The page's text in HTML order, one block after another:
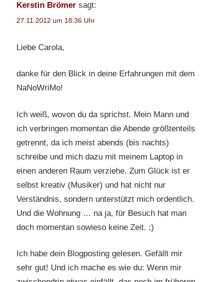
Kerstin Brömer sagt:
27.11.2012 um 18:36 Uhr
Liebe Carola,
danke für den Blick in deine Erfahrungen mit dem
NaNoWriMo!
Ich weiß, wovon du da sprichst. Mein Mann und
ich verbringen momentan die Abende größtenteils
getrennt, da ich meist abends (bis nachts)
schreibe und mich dazu mit meinem Laptop in
einen anderen Raum verziehe. Zum Glück ist er
selbst kreativ (Musiker) und hat nicht nur
Verständnis, sondern unterstützt mich ordentlich.
Und die Wohnung … na ja, für Besuch hat man
doch momentan sowieso keine Zeit. ;)
Ich habe dein Blogposting gelesen. Gefällt mir
sehr gut! Und ich mache es wie du: Wenn mir